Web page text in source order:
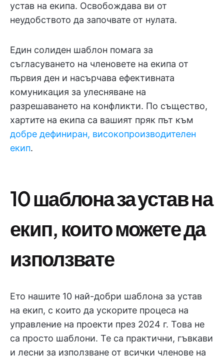
устав на екипа. Освобождава ви от
неудобството да започвате от нулата.
Един солиден шаблон помага за
съгласуването на членовете на екипа от
първия ден и насърчава ефективната
комуникация за улесняване на
разрешаването на конфликти. По същество,
хартите на екипа са вашият пряк път към
добре дефиниран, високопроизводителен
екип.
10 шаблона за устав на
екип, които можете да
използвате
Ето нашите 10 най-добри шаблона за устав
на екип, с които да ускорите процеса на
управление на проекти през 2024 г. Това не
са просто шаблони. Те са практични, гъвкави
и лесни за използване от всички членове на